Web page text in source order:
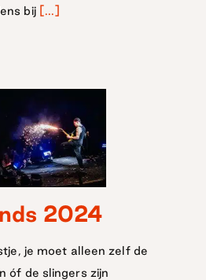
bij [...]
Fred &
2024
2024
je moet alleen zelf de
óf de slingers zijn